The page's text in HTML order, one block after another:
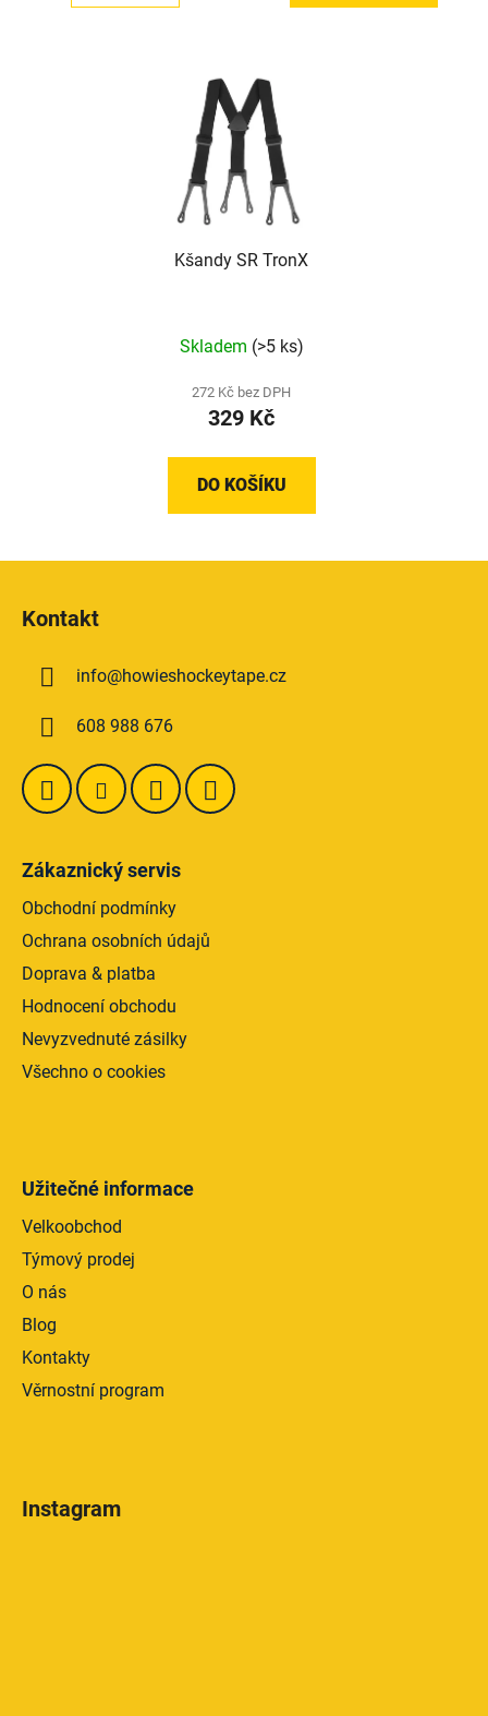
Kšandy SR TronX
Skladem (>5 ks)
272 Kč bez DPH
329 Kč
DO KOŠÍKU
Kontakt
info@howieshockeytape.cz
608 988 676
Zákaznický servis
Obchodní podmínky
Ochrana osobních údajů
Doprava & platba
Hodnocení obchodu
Nevyzvednuté zásilky
Všechno o cookies
Užitečné informace
Velkoobchod
Týmový prodej
O nás
Blog
Kontakty
Věrnostní program
Instagram